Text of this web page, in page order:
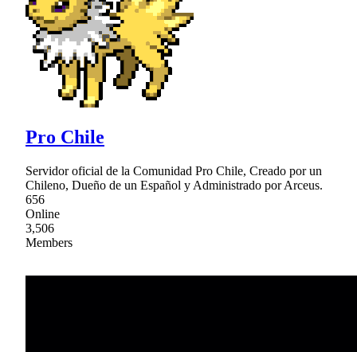
Pro Chile
Servidor oficial de la Comunidad Pro Chile, Creado por un
Chileno, Dueño de un Español y Administrado por Arceus.
656
Online
3,506
Members